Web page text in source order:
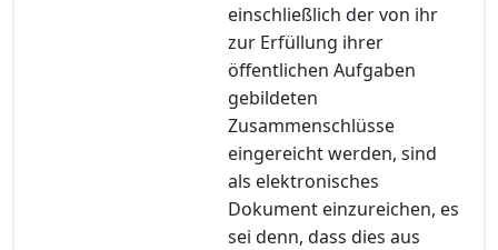
einschließlich der von ihr
zur Erfüllung ihrer
öffentlichen Aufgaben
gebildeten
Zusammenschlüsse
eingereicht werden, sind
als elektronisches
Dokument einzureichen, es
sei denn, dass dies aus